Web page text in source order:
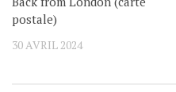
postale)
30 AVRIL 2024